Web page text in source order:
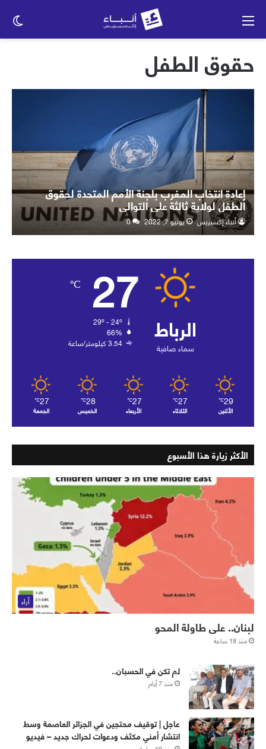
حقوق الطفل
إعادة انتخاب المغرب بلجنة الأمم المتحدة لحقوق
الطفل لولاية ثالثة على التوالي
أنباء إكسبريس يونيو 7, 2022 0
الرباط
سماء صافية
27
℃
66%
3.54 كيلومتر/ساعة
29
℃
الأثنين
27
℃
الثلاثاء
27
℃
الأربعاء
28
℃
الخميس
27
℃
الجمعة
الأكثر زيارة هذا الأسبوع
آراء
لبنان.. على طاولة المحو
منذ 18 ساعة
لم تكن في الحسبان..
منذ 7 أيام
عاجل | توقيف محتجين في الجزائر العاصمة وسط
انتشار أمني مكثف ودعوات لحراك جديد – فيديو